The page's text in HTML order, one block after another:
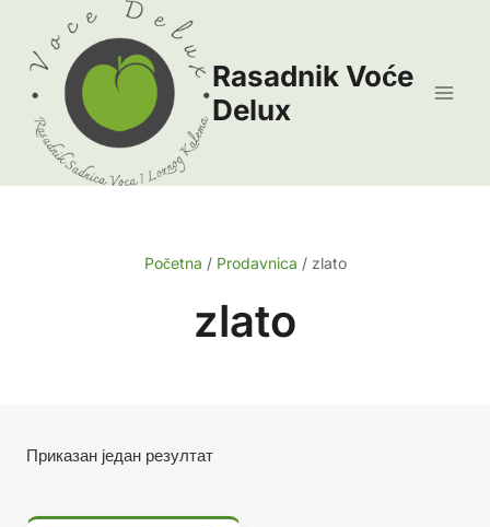
content
Rasadnik Voće
Delux
Početna / Prodavnica / zlato
zlato
Приказан један резултат